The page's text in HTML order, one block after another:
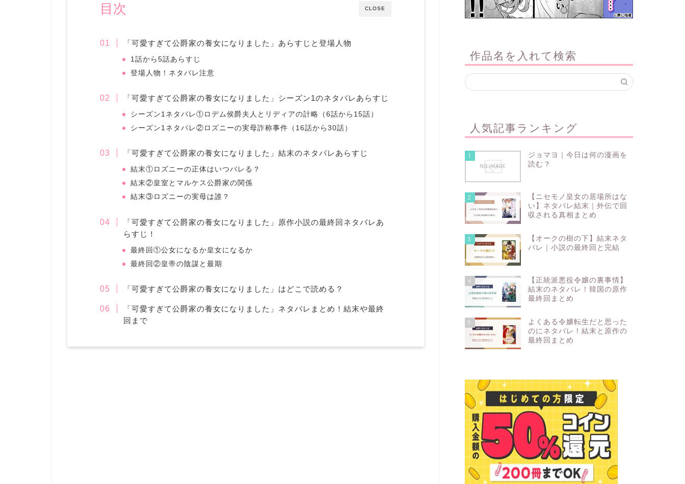
CLOSE
目次
「可愛すぎて公爵家の養女になりました」あらすじと登場人物
1話から5話あらすじ
登場人物！ネタバレ注意
「可愛すぎて公爵家の養女になりました」シーズン1のネタバレあらすじ
シーズン1ネタバレ①ロデム侯爵夫人とリディアの計略（6話から15話）
シーズン1ネタバレ②ロズニーの実母詐称事件（16話から30話）
「可愛すぎて公爵家の養女になりました」結末のネタバレあらすじ
結末①ロズニーの正体はいつバレる？
結末②皇室とマルケス公爵家の関係
結末③ロズニーの実母は誰？
「可愛すぎて公爵家の養女になりました」原作小説の最終回ネタバレあ
らすじ！
最終回①公女になるか皇女になるか
最終回②皇帝の陰謀と最期
「可愛すぎて公爵家の養女になりました」はどこで読める？
「可愛すぎて公爵家の養女になりました」ネタバレまとめ！結末や最終
回まで
作品名を入れて検索
人気記事ランキング
1
ジョマヨ｜今日は何の漫画を
読む？
2
【ニセモノ皇女の居場所はな
い】ネタバレ結末｜外伝で回
収される真相まとめ
3
【オークの樹の下】結末ネタ
バレ｜小説の最終回と完結
4
【正統派悪役令嬢の裏事情】
結末のネタバレ！韓国の原作
最終回まとめ
5
よくある令嬢転生だと思った
のにネタバレ！結末と原作の
最終回まとめ